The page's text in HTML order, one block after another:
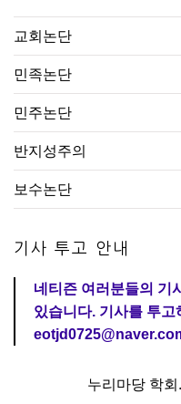
교회논단
민족논단
민주논단
반지성주의
보수논단
기사 투고 안내
네티즌 여러분들의 기
있습니다. 기사를 투고
누리마당 학